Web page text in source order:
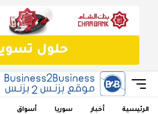
الرئيسية أخبار سوريا أسواق